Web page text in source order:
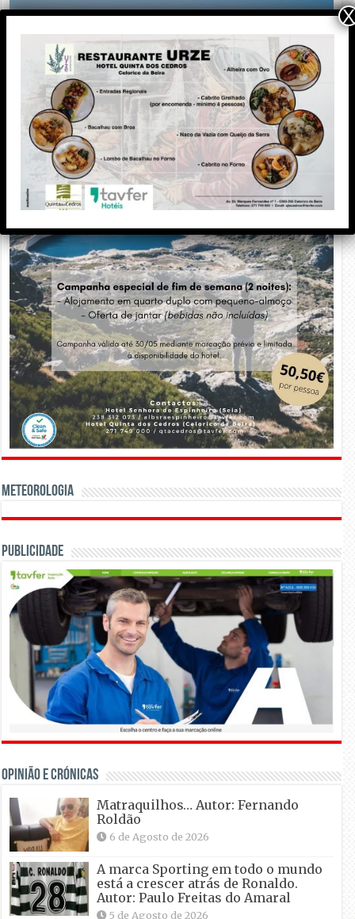
Meteorologia
Publicidade
OPINIÃO E CRÓNICAS
Matraquilhos… Autor: Fernando
Roldão
6 de Agosto de 2026
A marca Sporting em todo o mundo
está a crescer atrás de Ronaldo.
Autor: Paulo Freitas do Amaral
5 de Agosto de 2026
X